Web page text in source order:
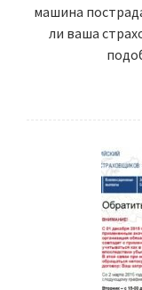
машина
ли ваша